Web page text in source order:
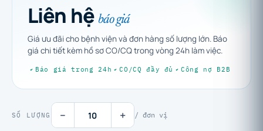
Liên hệbáo giá
Giá ưu đãi cho bệnh viện và đơn hàng số lượng lớn. Báo
giá chi tiết kèm hồ sơ CO/CQ trong vòng 24h làm việc.
Báo giá trong 24h CO/CQ đầy đủ Công nợ B2B
SỐ LƯỢNG − + / đơn vị